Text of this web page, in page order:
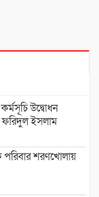
উদ্বোধন
ফরিদুল ইসলাম
পরিবার শরণখোলায়